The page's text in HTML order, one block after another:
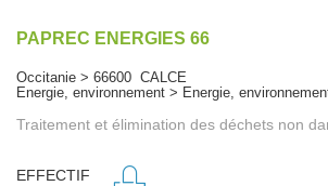
PAPREC ENERGIES 66
Occitanie > 66600 CALCE
Energie, environnement > Energie,
Traitement et élimination des déchets non
EFFECTIF